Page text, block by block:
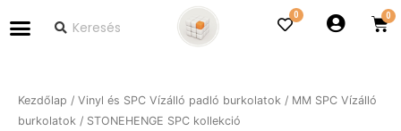
0
Kezdőlap / Vinyl és SPC Vízálló padló burkolatok / MM SPC Vízálló
burkolatok / STONEHENGE SPC kollekció